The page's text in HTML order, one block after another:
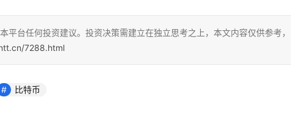
平台任何投资建议。投资决策需建立在独立思考之上，本文内容仅供参考，
7288.html
比特币